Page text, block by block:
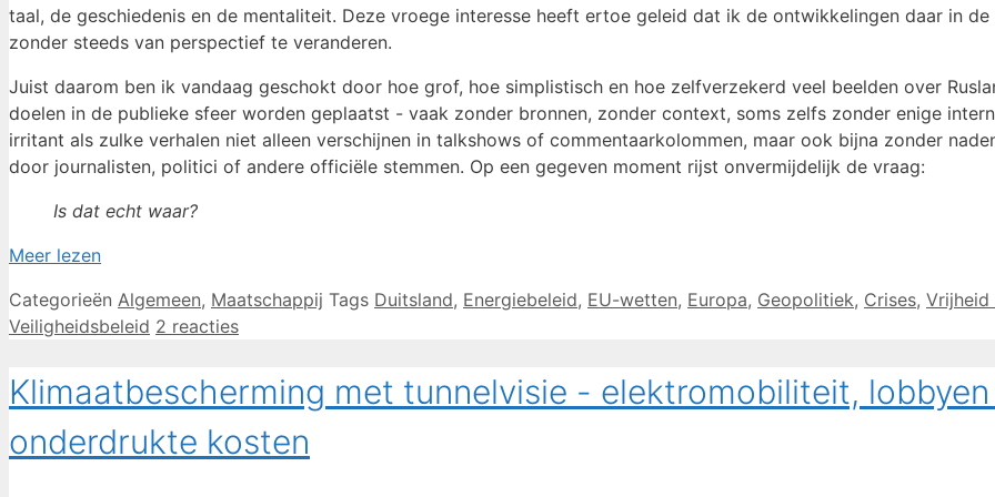
taal, de geschiedenis en de mentaliteit. Deze vroege interesse heeft ertoe geleid dat ik de ontwikkelingen daar in
zonder steeds van perspectief te veranderen.
Juist daarom ben ik vandaag geschokt door hoe grof, hoe simplistisch en hoe zelfverzekerd veel beelden over
doelen in de publieke sfeer worden geplaatst - vaak zonder bronnen, zonder context, soms zelfs zonder enige
irritant als zulke verhalen niet alleen verschijnen in talkshows of commentaarkolommen, maar ook bijna zonder
door journalisten, politici of andere officiële stemmen. Op een gegeven moment rijst onvermijdelijk de vraag:
Is dat echt waar?
Meer lezen
Categorieën Algemeen, Maatschappij Tags Duitsland, Energiebeleid, EU-wetten, Europa, Geopolitiek, Crises, Vrijheid
Veiligheidsbeleid 2 reacties
Klimaatbescherming met tunnelvisie - elektromobiliteit,
onderdrukte kosten